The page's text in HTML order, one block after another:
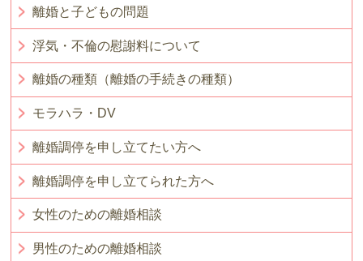
離婚と子どもの問題
浮気・不倫の慰謝料について
離婚の種類（離婚の手続きの種類）
モラハラ・DV
離婚調停を申し立てたい方へ
離婚調停を申し立てられた方へ
女性のための離婚相談
男性のための離婚相談